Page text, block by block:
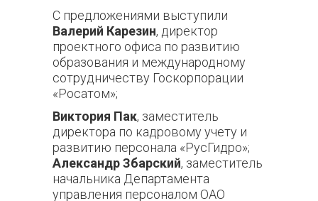
С предложениями выступили
Валерий Карезин, директор
проектного офиса по развитию
образования и международному
сотрудничеству Госкорпорации
«Росатом»;
Виктория Пак, заместитель
директора по кадровому учету и
развитию персонала «РусГидро»;
Александр Збарский, заместитель
начальника Департамента
управления персоналом ОАО